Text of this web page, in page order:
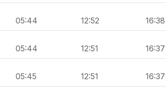
05:44 12:52 16:38
05:44 12:51 16:37
05:45 12:51 16:37